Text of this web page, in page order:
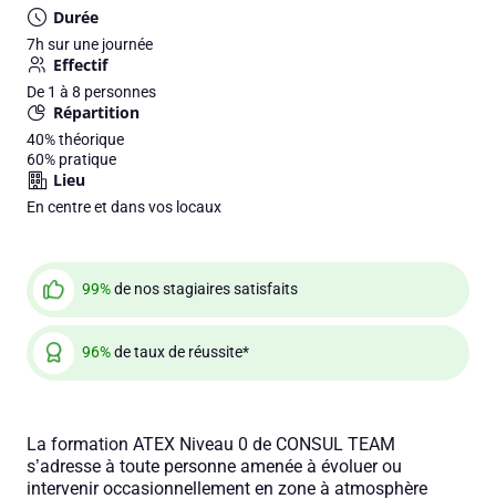
Durée
7h sur une journée
Effectif
De 1 à 8 personnes
Répartition
40%théorique
60% pratique
Lieu
En centre et dans vos locaux
99%de nos stagiaires satisfaits
96%de taux de réussite*
La formation ATEX Niveau 0 de CONSUL TEAM
s’adresse à toute personne amenée à évoluer ou
intervenir occasionnellement en zone à atmosphère